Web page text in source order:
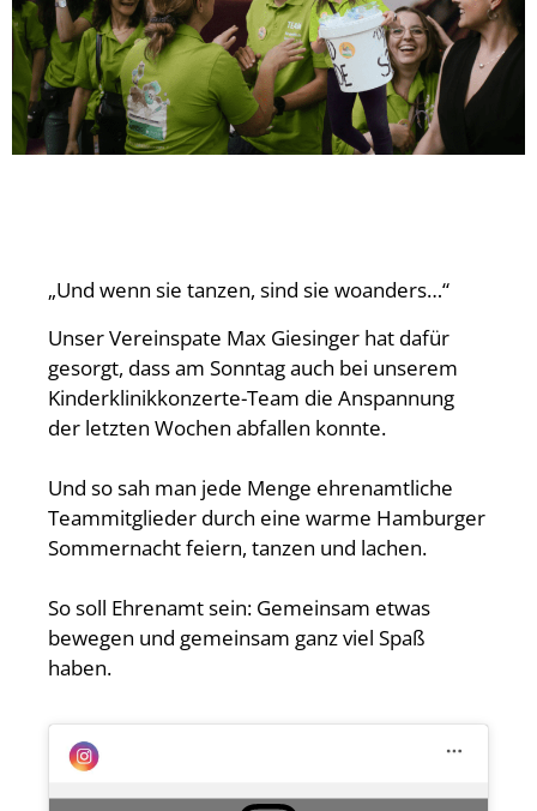
„Und wenn sie tanzen, sind sie woanders…“
Unser Vereinspate Max Giesinger hat dafür
gesorgt, dass am Sonntag auch bei unserem
Kinderklinikkonzerte-Team die Anspannung
der letzten Wochen abfallen konnte.
Und so sah man jede Menge ehrenamtliche
Teammitglieder durch eine warme Hamburger
Sommernacht feiern, tanzen und lachen.
So soll Ehrenamt sein: Gemeinsam etwas
bewegen und gemeinsam ganz viel Spaß
haben.